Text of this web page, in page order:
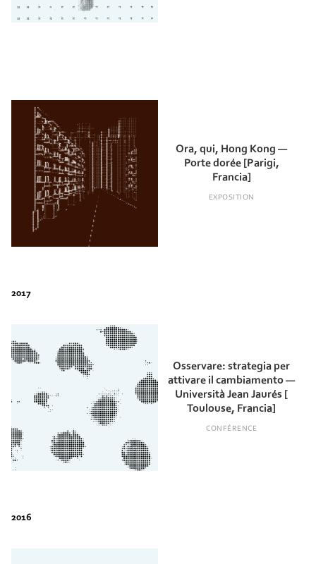
Ora, qui, Hong Kong —
Porte dorée [Parigi,
Francia]
EXPOSITION
Osservare: strategia per
attivare il cambiamento —
Università Jean Jaurés [
Toulouse, Francia]
CONFÉRENCE